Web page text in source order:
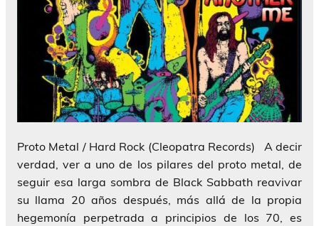
Proto Metal / Hard Rock (Cleopatra Records) A decir
verdad, ver a uno de los pilares del proto metal, de
seguir esa larga sombra de Black Sabbath reavivar
su llama 20 años después, más allá de la propia
hegemonía perpetrada a principios de los 70, es